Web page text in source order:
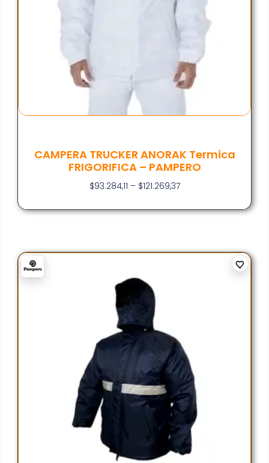
CAMPERA TRUCKER ANORAK Termica
FRIGORIFICA – PAMPERO
$93.284,11 – $121.269,37